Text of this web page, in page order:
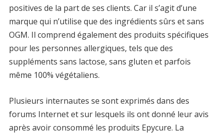
positives de la part de ses clients. Car il s’agit d’une
marque qui n’utilise que des ingrédients sûrs et sans
OGM. Il comprend également des produits spécifiques
pour les personnes allergiques, tels que des
suppléments sans lactose, sans gluten et parfois
même 100% végétaliens.
Plusieurs internautes se sont exprimés dans des
forums Internet et sur lesquels ils ont donné leur avis
après avoir consommé les produits Epycure. La